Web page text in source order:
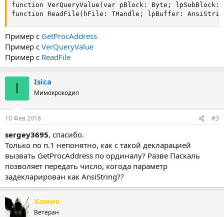
function VerQueryValue(var pBlock: Byte;
function ReadFile(hFile: THandle; lpBuffer: AnsiString;
Пример с GetProcAddress
Пример с VerQueryValue
Пример с ReadFile
I Isica
Мимокрокодил
10 Фев 2018 #3
sergey3695, спасибо.
Только по п.1 непонятно, как с такой декларацией
вызвать GetProcAddress по ординалу? Разве Паскаль
позволяет передать число, когода параметр
задекларирован как AnsiString??
Хамик
Ветеран